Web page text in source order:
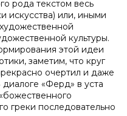
рода текстом весь
искусства) или, иными
культуры.
этой идеи
заметим, что круг
очертил и даже
«Ферд» в уста
греки последовательно